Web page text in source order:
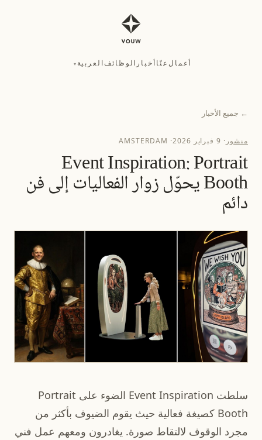
أعمال عنّاأخبار الوظائفالعربية ▾
← جميع الأخبار
منشور · 9 فبراير 2026 ·
AMSTERDAM
Event Inspiration: Portrait
Booth يحوّل زوار الفعاليات إلى فن
دائم
سلطت Event Inspiration الضوء على Portrait
Booth كصيغة فعالية حيث يقوم الضيوف بأكثر من
مجرد الوقوف لالتقاط صورة. يغادرون ومعهم عمل فني